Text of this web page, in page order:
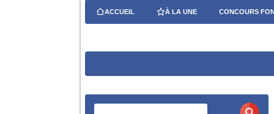
ACCUEIL À LA UNE CONCOURS